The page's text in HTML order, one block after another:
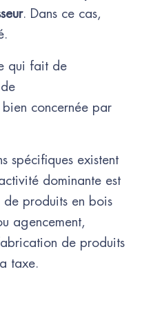
. Dans ce cas,
qui fait de
concernée par
spécifiques existent
dominante est
produits en bois
agencement,
de produits
taxe.